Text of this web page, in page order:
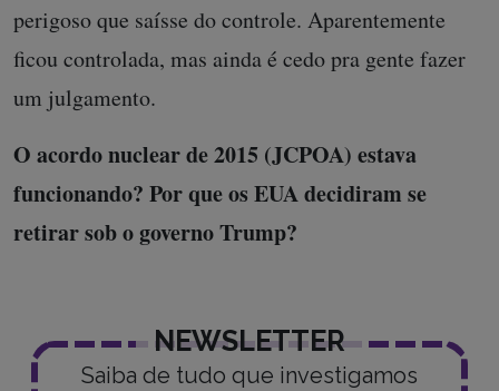
perigoso que saísse do controle. Aparentemente
ficou controlada, mas ainda é cedo pra gente fazer
um julgamento.
O acordo nuclear de 2015 (JCPOA) estava
funcionando? Por que os EUA decidiram se
retirar sob o governo Trump?
NEWSLETTER
Saiba de tudo que investigamos